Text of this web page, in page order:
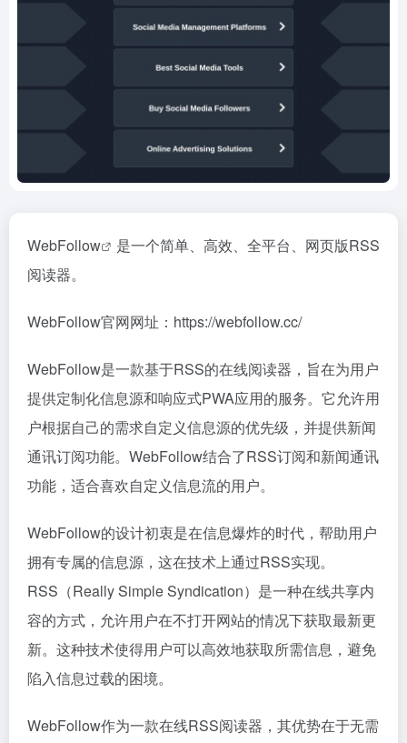
WebFollow
是一个简单、高效、全平台、网页版RSS
阅读器。
WebFollow官网网址：https://webfollow.cc/
WebFollow是一款基于RSS的在线阅读器，旨在为用户
提供定制化信息源和响应式PWA应用的服务。它允许用
户根据自己的需求自定义信息源的优先级，并提供新闻
通讯订阅功能。WebFollow结合了RSS订阅和新闻通讯
功能，适合喜欢自定义信息流的用户。
WebFollow的设计初衷是在信息爆炸的时代，帮助用户
拥有专属的信息源，这在技术上通过RSS实现。
RSS（Really Simple Syndication）是一种在线共享内
容的方式，允许用户在不打开网站的情况下获取最新更
新。这种技术使得用户可以高效地获取所需信息，避免
陷入信息过载的困境。
WebFollow作为一款在线RSS阅读器，其优势在于无需